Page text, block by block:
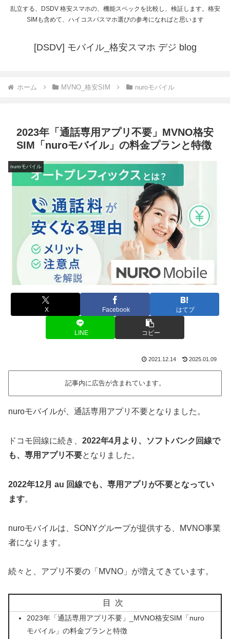
乱立する、DSDV 格安スマホの、機能スペックを比較し、検証します。格安
SIMも含めて、ハイコスパスマホ選びの参考になればと思います
[DSDV] モバイル_格安スマホ デジ blog
ホーム MVNO_格安SIM nuroモバイル
2023年「通話専用アプリ不要」MVNO格安
SIM「nuroモバイル」の料金プランと特徴
nuroモバイル
X Facebook はてブ
LINE コピー
2021.12.14 2025.01.09
記事内に広告が含まれています。
nuroモバイルが、通話専用アプリ不要となりました。
ドコモ回線に続き、 2022年4月より、ソフトバンク回線で
も、専用アプリ不要となりました。
2022年12月 au 回線でも、専用アプリが不要となってい
ます。
nuroモバイルは、SONYグループが提供する、MVNO事業
者になります。
続々と、アプリ不要の「MVNO」が増えてきています。
目次
2023年「通話専用アプリ不要」_MVNO格安SIM「nuro
モバイル」の料金プランと特徴